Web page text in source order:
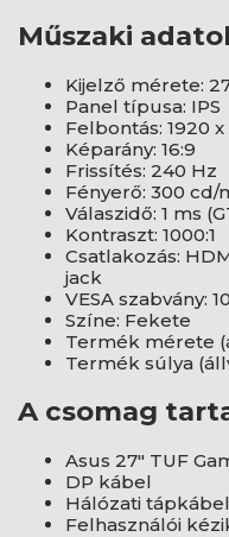
Műszaki
Kijelző mérete:
Panel típusa: IPS
Felbontás: 1920 x
Képarány: 16:9
Frissítés: 240 Hz
Fényerő: 300 cd/
Válaszidő: 1 ms
Kontraszt: 1000:1
Csatlakozás:
jack
VESA szabvány:
Színe: Fekete
Termék mérete
Termék súlya
A csomag
Asus 27" TUF
DP kábel
Hálózati tápkábel
Felhasználói